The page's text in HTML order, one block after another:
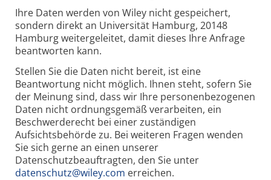
Ihre Daten werden von Wiley nicht gespeichert,
sondern direkt an Universität Hamburg, 20148
Hamburg weitergeleitet, damit dieses Ihre Anfrage
beantworten kann.
Stellen Sie die Daten nicht bereit, ist eine
Beantwortung nicht möglich. Ihnen steht, sofern Sie
der Meinung sind, dass wir Ihre personenbezogenen
Daten nicht ordnungsgemäß verarbeiten, ein
Beschwerderecht bei einer zuständigen
Aufsichtsbehörde zu. Bei weiteren Fragen wenden
Sie sich gerne an einen unserer
Datenschutzbeauftragten, den Sie unter
datenschutz@wiley.com erreichen.